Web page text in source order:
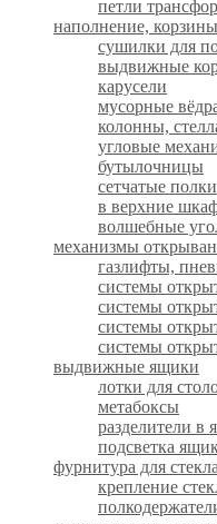
петли
наполнение,
сушилки для
выдвижные
карусели
мусорные
колонны,
угловые
бутылочницы
сетчатые полки
в верхние
волшебные
механизмы
газлифты,
системы
системы
системы
системы
выдвижные ящики
лотки для
метабоксы
разделители в
подсветка
фурнитура для стекла
крепление